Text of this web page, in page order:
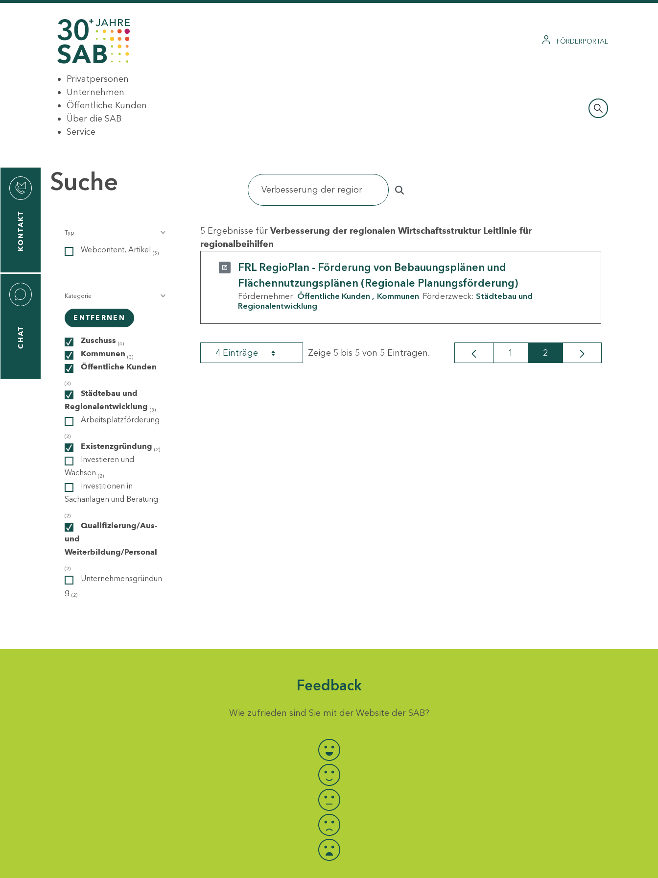
FÖRDERPORTAL
Privatpersonen
Unternehmen
Öffentliche Kunden
Über die SAB
Service
KONTAKT
CHAT
Suche
Typ
Webcontent, Artikel (5)
Kategorie
ENTFERNEN
Zuschuss (4)
Kommunen (3)
Öffentliche Kunden
(3)
Städtebau und
Regionalentwicklung (3)
Arbeitsplatzförderung
(2)
Existenzgründung (2)
Investieren und
Wachsen (2)
Investitionen in
Sachanlagen und Beratung
(2)
Qualifizierung/Aus-
und
Weiterbildung/Personal
(2)
Unternehmensgründun
g (2)
5 Ergebnisse für Verbesserung der regionalen Wirtschaftsstruktur Leitlinie für
regionalbeihilfen
FRL RegioPlan - Förderung von Bebauungsplänen und
Flächennutzungsplänen (Regionale Planungsförderung)
Fördernehmer: Öffentliche Kunden Kommunen Förderzweck: Städtebau und
Regionalentwicklung
4 Einträge Zeige 5 bis 5 von 5 Einträgen. Seite
1 Seite
2
Feedback
Wie zufrieden sind Sie mit der Website der SAB?
Bewertung auswählen